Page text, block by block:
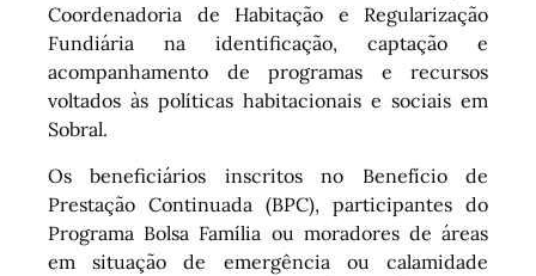
Coordenadoria de Habitação e Regularização
Fundiária na identificação, captação e
acompanhamento de programas e recursos
voltados às políticas habitacionais e sociais em
Sobral.
Os beneficiários inscritos no Benefício de
Prestação Continuada (BPC), participantes do
Programa Bolsa Família ou moradores de áreas
em situação de emergência ou calamidade